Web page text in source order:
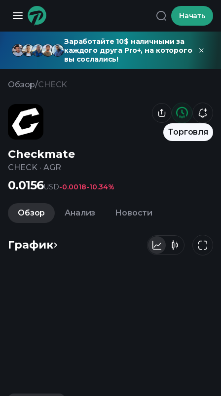
Начать
Заработайте 10$ наличными за
каждого друга Pro+, на которого
вы сослались!
Обзор/CHECK
Торговля
Checkmate
CHECK · AGR
0.0156USD-0.0018-10.34%
Обзор Анализ Новости
График